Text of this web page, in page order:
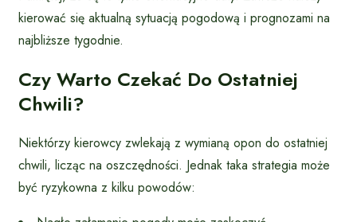
kierować się aktualną sytuacją pogodową i prognozami na
najbliższe tygodnie.
Czy Warto Czekać Do Ostatniej
Chwili?
Niektórzy kierowcy zwlekają z wymianą opon do ostatniej
chwili, licząc na oszczędności. Jednak taka strategia może
być ryzykowna z kilku powodów: